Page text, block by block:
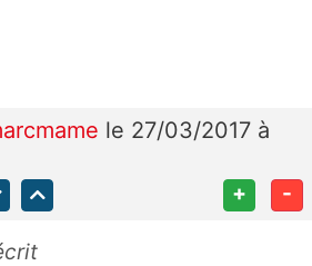
le 27/03/2017 à
+ -